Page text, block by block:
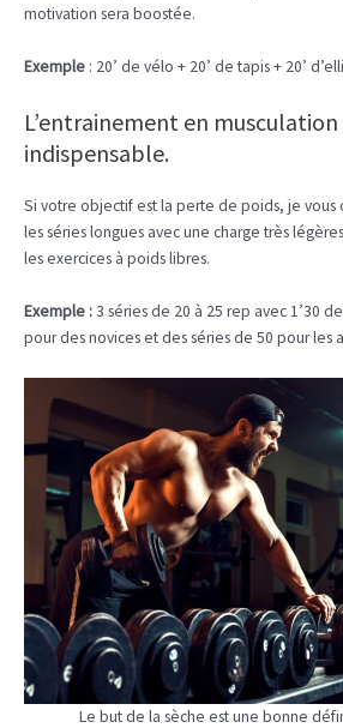
motivation sera boostée.
Exemple : 20’ de vélo + 20’ de tapis + 20’
L’entrainement en
indispensable.
Si votre objectif est la perte de poids, je
les séries longues avec une charge très
les exercices à poids libres.
Exemple :3 séries de 20 à 25 rep avec 1’30
pour des novices et des séries de 50 pour les
Le but de la sèche est une bonne